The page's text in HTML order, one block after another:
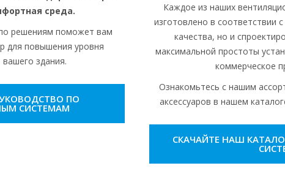
среда.
решениям поможет вам
для повышения уровня
здания.
ПО
СИСТЕМАМ
Каждое из наших
изготовлено в соответствии
качества, но и
максимальной простоты
коммерческое
Ознакомьтесь с нашим
аксессуаров в нашем
СКАЧАЙТЕ НАШ